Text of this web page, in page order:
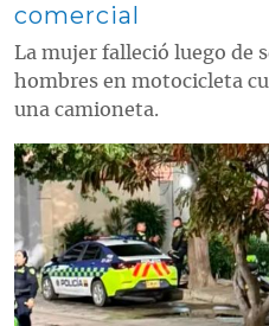
comercial
La mujer falleció luego de
hombres en motocicleta
una camioneta.
Contenido multimedia principal